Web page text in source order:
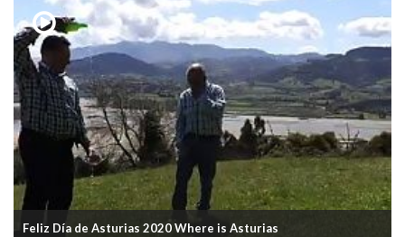
Feliz Día de Asturias 2020 Where is Asturias